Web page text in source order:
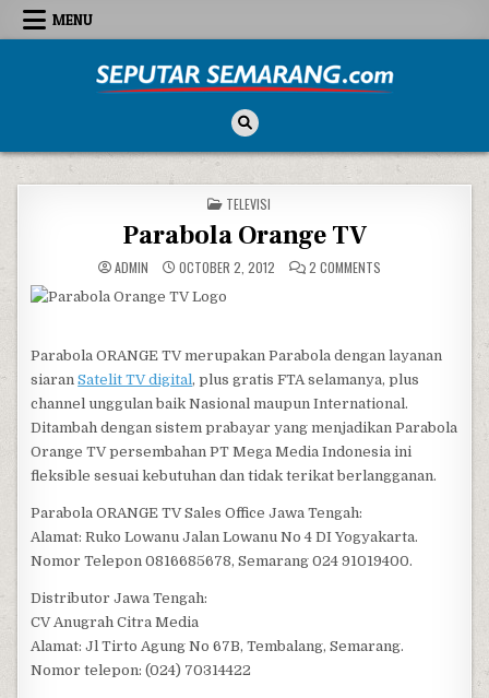
Skip to content
MENU
POSTED IN
TELEVISI
Parabola Orange TV
ADMIN OCTOBER 2, 2012 2 COMMENTSON PARABOLA
Parabola ORANGE TV merupakan Parabola dengan layanan
siaranSatelit TV digital, plus gratis FTA selamanya, plus
channel unggulan baik Nasional maupun International.
Ditambah dengan sistem prabayar yang menjadikan Parabola
Orange TV persembahan PT Mega Media Indonesia ini
fleksible sesuai kebutuhan dan tidak terikat berlangganan.
Parabola ORANGE TV Sales Office Jawa Tengah:
Alamat: Ruko Lowanu Jalan Lowanu No 4 DI Yogyakarta.
Nomor Telepon 0816685678, Semarang 024 91019400.
Distributor Jawa Tengah:
CV Anugrah Citra Media
Alamat: Jl Tirto Agung No 67B, Tembalang, Semarang.
Nomor telepon: (024) 70314422